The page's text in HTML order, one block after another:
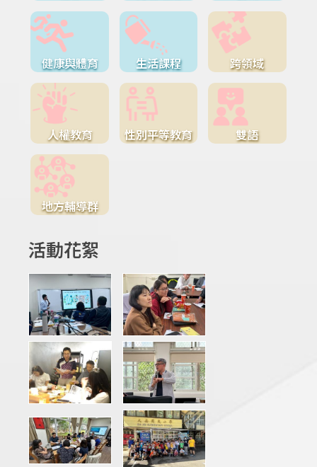
健康與體育 生活課程 跨領域
人權教育 性別平等教育 雙語
地方輔導群
活動花絮